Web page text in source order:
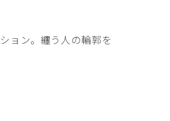
ョン。纏う人の輪郭を